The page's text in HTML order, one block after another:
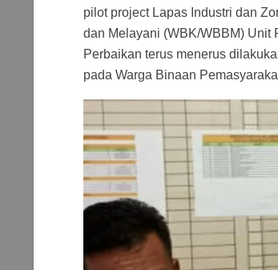
pilot project Lapas Industri dan
dan Melayani (WBK/WBBM) Unit
Perbaikan terus menerus
pada Warga Binaan